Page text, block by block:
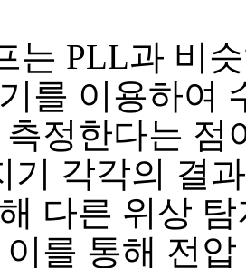
는 PLL과 비
를 이용하여
정한다는 점
기 각각의 결
다른 위상
를 통해 전